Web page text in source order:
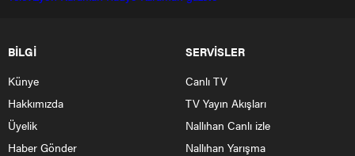
BİLGİ
Künye
Hakkımızda
Üyelik
Haber Gönder
SERVİSLER
Canlı TV
TV Yayın Akışları
Nallıhan Canlı izle
Nallıhan Yarışma